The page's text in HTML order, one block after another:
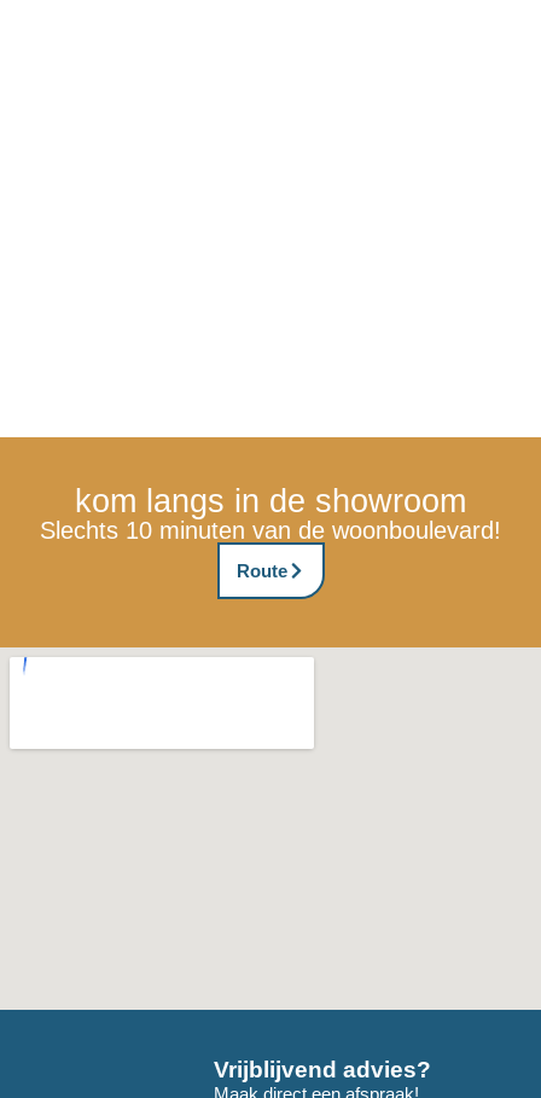
kom langs in de showroom
Slechts 10 minuten van de woonboulevard!
Route
Vrijblijvend advies?